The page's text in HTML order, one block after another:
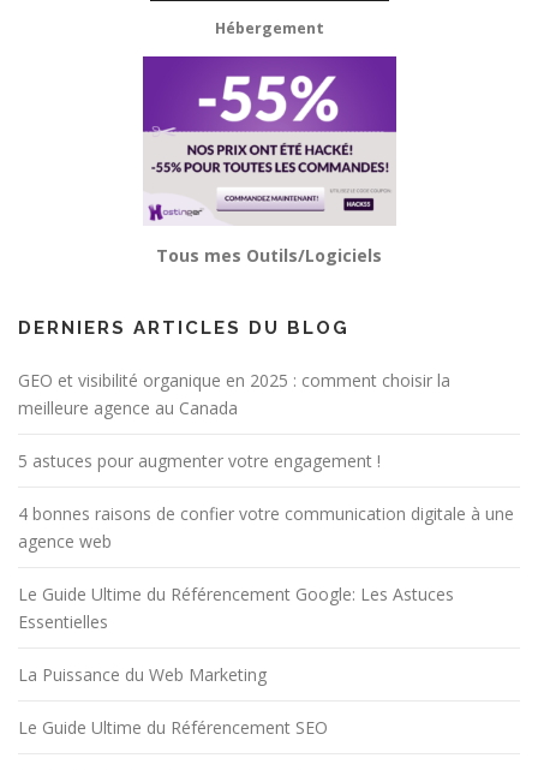
Hébergement
Tous mes Outils/Logiciels
DERNIERS ARTICLES DU BLOG
GEO et visibilité organique en 2025 : comment choisir la
meilleure agence au Canada
5 astuces pour augmenter votre engagement !
4 bonnes raisons de confier votre communication digitale à une
agence web
Le Guide Ultime du Référencement Google: Les Astuces
Essentielles
La Puissance du Web Marketing
Le Guide Ultime du Référencement SEO